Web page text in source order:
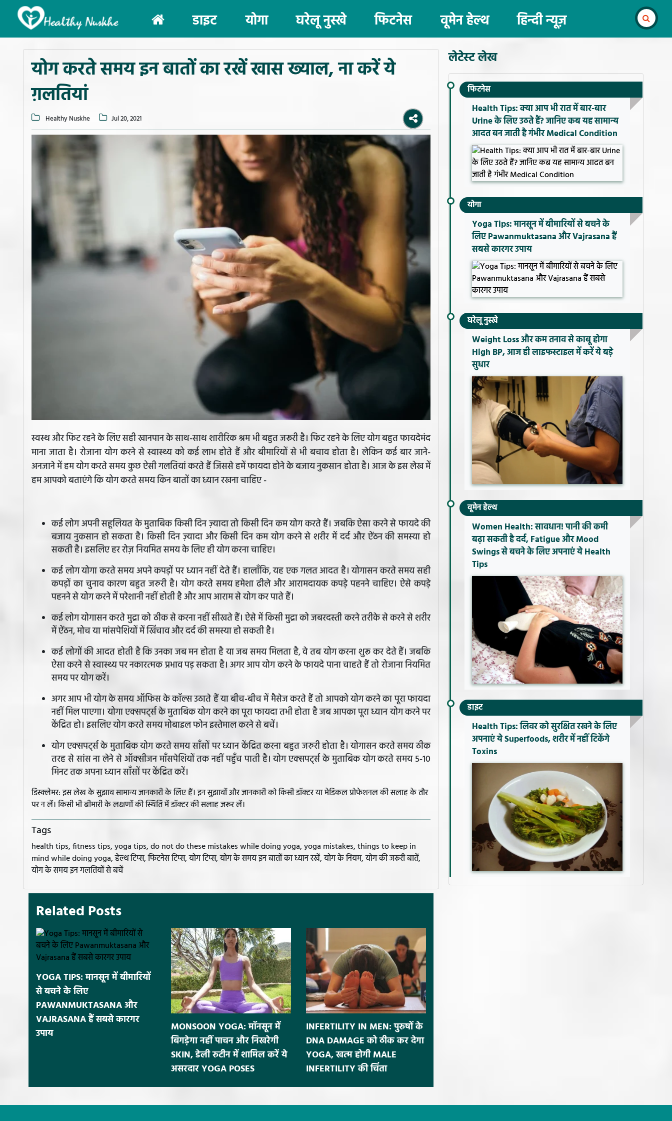
(current)
डाइट योगा घरेलू नुस्खे फिटनेस वूमेन हेल्थ हिन्दी न्यूज़
योग करते समय इन बातों का रखें खास ख्याल, ना करें ये
ग़लतियां
Healthy Nuskhe Jul 20, 2021
स्वस्थ और फिट रहने के लिए सही खानपान के साथ-साथ शारीरिक श्रम भी बहुत जरूरी है। फिट रहने के लिए योग बहुत फायदेमंद
माना जाता है। रोजाना योग करने से स्वास्थ्य को कई लाभ होते हैं और बीमारियों से भी बचाव होता है। लेकिन कई बार जाने-
अनजाने में हम योग करते समय कुछ ऐसी गलतियां करते हैं जिससे हमें फायदा होने के बजाय नुकसान होता है। आज के इस लेख में
हम आपको बताएंगे कि योग करते समय किन बातों का ध्यान रखना चाहिए -
कई लोग अपनी सहूलियत के मुताबिक किसी दिन ज़्यादा तो किसी दिन कम योग करते हैं। जबकि ऐसा करने से फायदे की
बजाय नुकसान हो सकता है। किसी दिन ज़्यादा और किसी दिन कम योग करने से शरीर में दर्द और ऐंठन की समस्या हो
सकती है। इसलिए हर रोज़ नियमित समय के लिए ही योग करना चाहिए।
कई लोग योगा करते समय अपने कपड़ों पर ध्यान नहीं देते हैं। हालाँकि, यह एक गलत आदत है। योगासन करते समय सही
कपड़ों का चुनाव कारण बहुत जरुरी है। योग करते समय हमेशा ढीले और आरामदायक कपड़े पहनने चाहिए। ऐसे कपड़े
पहनने से योग करने में परेशानी नहीं होती है और आप आराम से योग कर पाते हैं।
कई लोग योगासन करते मुद्रा को ठीक से करना नहीं सीखते हैं। ऐसे में किसी मुद्रा को जबरदस्ती करने तरीके से करने से शरीर
में ऐंठन, मोच या मांसपेशियों में खिंचाव और दर्द की समस्या हो सकती है।
कई लोगों की आदत होती है कि उनका जब मन होता है या जब समय मिलता है, वे तब योग करना शुरू कर देते हैं। जबकि
ऐसा करने से स्वास्थ्य पर नकारत्मक प्रभाव पड़ सकता है। अगर आप योग करने के फायदे पाना चाहते हैं तो रोजाना नियमित
समय पर योग करें।
अगर आप भी योग के समय ऑफिस के कॉल्स उठाते हैं या बीच-बीच में मैसेज करते हैं तो आपको योग करने का पूरा फायदा
नहीं मिल पाएगा। योगा एक्सपर्ट्स के मुताबिक योग करने का पूरा फायदा तभी होता है जब आपका पूरा ध्यान योग करने पर
केंद्रित हो। इसलिए योग करते समय मोबाइल फोन इस्तेमाल करने से बचें।
योग एक्सपर्ट्स के मुताबिक योग करते समय साँसों पर ध्यान केंद्रित करना बहुत जरुरी होता है। योगासन करते समय ठीक
तरह से सांस ना लेने से ऑक्सीजन माँसपेशियों तक नहीं पहुँच पाती है। योग एक्सपर्ट्स के मुताबिक योग करते समय 5-10
मिनट तक अपना ध्यान साँसों पर केंद्रित करें।
डिस्क्लेमर: इस लेख के सुझाव सामान्य जानकारी के लिए हैं। इन सुझावों और जानकारी को किसी डॉक्टर या मेडिकल प्रोफेशनल की सलाह के तौर
पर न लें। किसी भी बीमारी के लक्षणों की स्थिति में डॉक्टर की सलाह जरूर लें।
Tags
health tips, fitness tips, yoga tips, do not do these mistakes while doing yoga, yoga mistakes, things to keep in
mind while doing yoga, हेल्थ टिप्स, फिटनेस टिप्स, योग टिप्स, योग के समय इन बातों का ध्यान रखें, योग के नियम, योग की जरूरी बातें,
योग के समय इन गलतियों से बचें
Related Posts
YOGA TIPS: मानसून में बीमारियों
से बचने के लिए
PAWANMUKTASANA और
VAJRASANA हैं सबसे कारगर
उपाय
MONSOON YOGA: मॉनसून में
बिगड़ेगा नहीं पाचन और निखरेगी
SKIN, डेली रुटीन में शामिल करें ये
असरदार YOGA POSES
INFERTILITY IN MEN: पुरुषों के
DNA DAMAGE को ठीक कर देगा
YOGA, खत्म होगी MALE
INFERTILITY की चिंता
लेटेस्ट लेख
फिटनेस
Health Tips: क्या आप भी रात में बार-बार
Urine के लिए उठते हैं? जानिए कब यह सामान्य
आदत बन जाती है गंभीर Medical Condition
योगा
Yoga Tips: मानसून में बीमारियों से बचने के
लिए Pawanmuktasana और Vajrasana हैं
सबसे कारगर उपाय
घरेलू नुस्खे
Weight Loss और कम तनाव से काबू होगा
High BP, आज ही लाइफस्टाइल में करें ये बड़े
सुधार
वूमेन हेल्थ
Women Health: सावधान! पानी की कमी
बढ़ा सकती है दर्द, Fatigue और Mood
Swings से बचने के लिए अपनाएं ये Health
Tips
डाइट
Health Tips: लिवर को सुरक्षित रखने के लिए
अपनाएं ये Superfoods, शरीर में नहीं टिकेंगे
Toxins